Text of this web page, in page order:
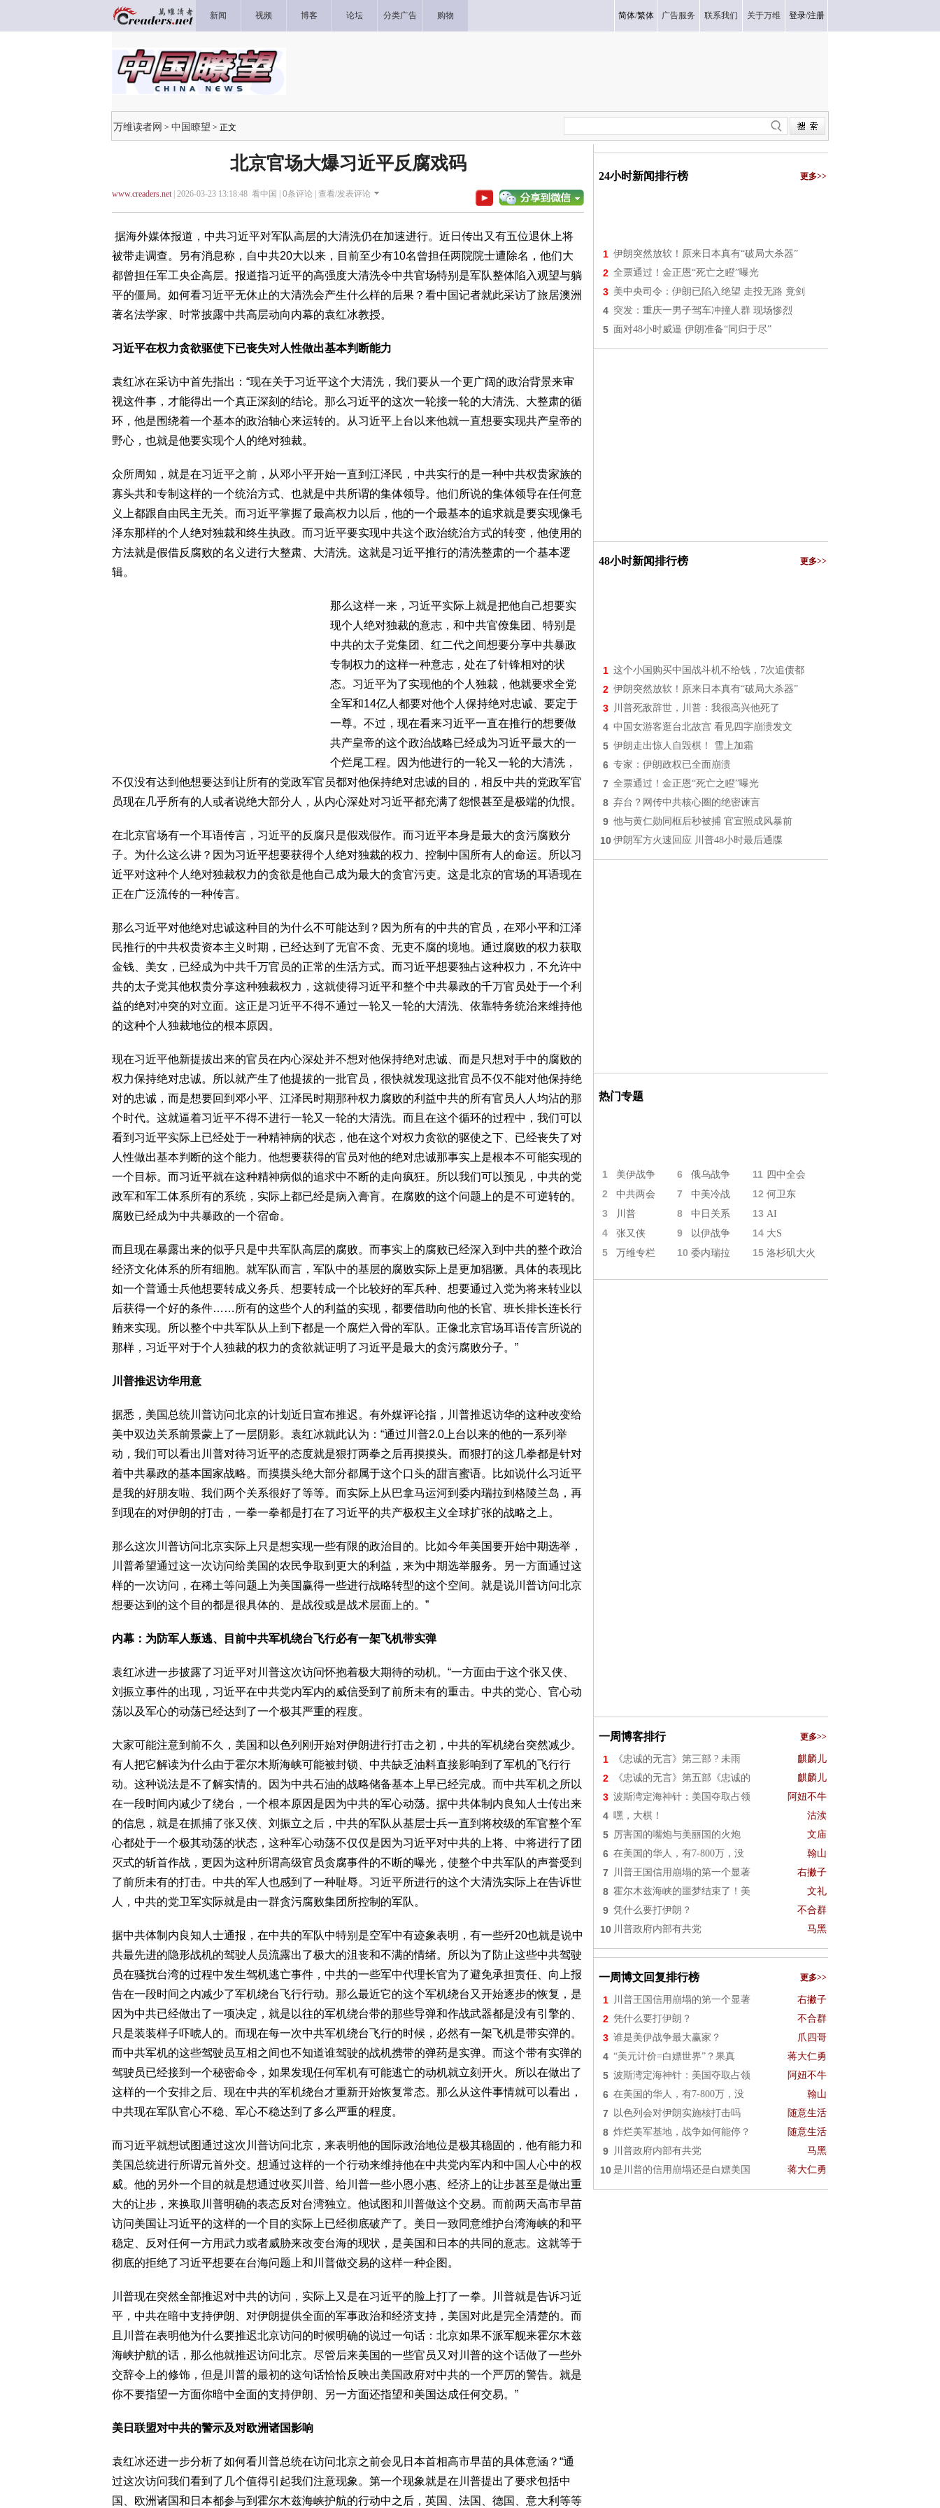
新闻 视频 博客 论坛 分类广告 购物 简体/繁体 广告服务 联系我们 关于万维 登录/注册
万维读者网 > 中国瞭望 > 正文
北京官场大爆习近平反腐戏码
www.creaders.net| 2026-03-23 13:18:48 看中国 | 0条评论 | 查看/发表评论
据海外媒体报道，中共习近平对军队高层的大清洗仍在加速进行。近日传出又有五位退休上将
被带走调查。另有消息称，自中共20大以来，目前至少有10名曾担任两院院士遭除名，他们大
都曾担任军工央企高层。报道指习近平的高强度大清洗令中共官场特别是军队整体陷入观望与躺
平的僵局。如何看习近平无休止的大清洗会产生什么样的后果？看中国记者就此采访了旅居澳洲
著名法学家、时常披露中共高层动向内幕的袁红冰教授。
习近平在权力贪欲驱使下已丧失对人性做出基本判断能力
袁红冰在采访中首先指出：“现在关于习近平这个大清洗，我们要从一个更广阔的政治背景来审
视这件事，才能得出一个真正深刻的结论。那么习近平的这次一轮接一轮的大清洗、大整肃的循
环，他是围绕着一个基本的政治轴心来运转的。从习近平上台以来他就一直想要实现共产皇帝的
野心，也就是他要实现个人的绝对独裁。
众所周知，就是在习近平之前，从邓小平开始一直到江泽民，中共实行的是一种中共权贵家族的
寡头共和专制这样的一个统治方式、也就是中共所谓的集体领导。他们所说的集体领导在任何意
义上都跟自由民主无关。而习近平掌握了最高权力以后，他的一个最基本的追求就是要实现像毛
泽东那样的个人绝对独裁和终生执政。而习近平要实现中共这个政治统治方式的转变，他使用的
方法就是假借反腐败的名义进行大整肃、大清洗。这就是习近平推行的清洗整肃的一个基本逻
辑。
那么这样一来，习近平实际上就是把他自己想要实
现个人绝对独裁的意志，和中共官僚集团、特别是
中共的太子党集团、红二代之间想要分享中共暴政
专制权力的这样一种意志，处在了针锋相对的状
态。习近平为了实现他的个人独裁，他就要求全党
全军和14亿人都要对他个人保持绝对忠诚、要定于
一尊。不过，现在看来习近平一直在推行的想要做
共产皇帝的这个政治战略已经成为习近平最大的一
个烂尾工程。因为他进行的一轮又一轮的大清洗，
不仅没有达到他想要达到让所有的党政军官员都对他保持绝对忠诚的目的，相反中共的党政军官
员现在几乎所有的人或者说绝大部分人，从内心深处对习近平都充满了怨恨甚至是极端的仇恨。
在北京官场有一个耳语传言，习近平的反腐只是假戏假作。而习近平本身是最大的贪污腐败分
子。为什么这么讲？因为习近平想要获得个人绝对独裁的权力、控制中国所有人的命运。所以习
近平对这种个人绝对独裁权力的贪欲是他自己成为最大的贪官污吏。这是北京的官场的耳语现在
正在广泛流传的一种传言。
那么习近平对他绝对忠诚这种目的为什么不可能达到？因为所有的中共的官员，在邓小平和江泽
民推行的中共权贵资本主义时期，已经达到了无官不贪、无吏不腐的境地。通过腐败的权力获取
金钱、美女，已经成为中共千万官员的正常的生活方式。而习近平想要独占这种权力，不允许中
共的太子党其他权贵分享这种独裁权力，这就使得习近平和整个中共暴政的千万官员处于一个利
益的绝对冲突的对立面。这正是习近平不得不通过一轮又一轮的大清洗、依靠特务统治来维持他
的这种个人独裁地位的根本原因。
现在习近平他新提拔出来的官员在内心深处并不想对他保持绝对忠诚、而是只想对手中的腐败的
权力保持绝对忠诚。所以就产生了他提拔的一批官员，很快就发现这批官员不仅不能对他保持绝
对的忠诚，而是想要回到邓小平、江泽民时期那种权力腐败的利益中共的所有官员人人均沾的那
个时代。这就逼着习近平不得不进行一轮又一轮的大清洗。而且在这个循环的过程中，我们可以
看到习近平实际上已经处于一种精神病的状态，他在这个对权力贪欲的驱使之下、已经丧失了对
人性做出基本判断的这个能力。他想要获得的官员对他的绝对忠诚那事实上是根本不可能实现的
一个目标。而习近平就在这种精神病似的追求中不断的走向疯狂。所以我们可以预见，中共的党
政军和军工体系所有的系统，实际上都已经是病入膏肓。在腐败的这个问题上的是不可逆转的。
腐败已经成为中共暴政的一个宿命。
而且现在暴露出来的似乎只是中共军队高层的腐败。而事实上的腐败已经深入到中共的整个政治
经济文化体系的所有细胞。就军队而言，军队中的基层的腐败实际上是更加猖獗。具体的表现比
如一个普通士兵他想要转成义务兵、想要转成一个比较好的军兵种、想要通过入党为将来转业以
后获得一个好的条件……所有的这些个人的利益的实现，都要借助向他的长官、班长排长连长行
贿来实现。所以整个中共军队从上到下都是一个腐烂入骨的军队。正像北京官场耳语传言所说的
那样，习近平对于个人独裁的权力的贪欲就证明了习近平是最大的贪污腐败分子。”
川普推迟访华用意
据悉，美国总统川普访问北京的计划近日宣布推迟。有外媒评论指，川普推迟访华的这种改变给
美中双边关系前景蒙上了一层阴影。袁红冰就此认为：“通过川普2.0上台以来的他的一系列举
动，我们可以看出川普对待习近平的态度就是狠打两拳之后再摸摸头。而狠打的这几拳都是针对
着中共暴政的基本国家战略。而摸摸头绝大部分都属于这个口头的甜言蜜语。比如说什么习近平
是我的好朋友啦、我们两个关系很好了等等。而实际上从巴拿马运河到委内瑞拉到格陵兰岛，再
到现在的对伊朗的打击，一拳一拳都是打在了习近平的共产极权主义全球扩张的战略之上。
那么这次川普访问北京实际上只是想实现一些有限的政治目的。比如今年美国要开始中期选举，
川普希望通过这一次访问给美国的农民争取到更大的利益，来为中期选举服务。另一方面通过这
样的一次访问，在稀土等问题上为美国赢得一些进行战略转型的这个空间。就是说川普访问北京
想要达到的这个目的都是很具体的、是战役或是战术层面上的。”
内幕：为防军人叛逃、目前中共军机绕台飞行必有一架飞机带实弹
袁红冰进一步披露了习近平对川普这次访问怀抱着极大期待的动机。“一方面由于这个张又侠、
刘振立事件的出现，习近平在中共党内军内的威信受到了前所未有的重击。中共的党心、官心动
荡以及军心的动荡已经达到了一个极其严重的程度。
大家可能注意到前不久，美国和以色列刚开始对伊朗进行打击之初，中共的军机绕台突然减少。
有人把它解读为什么由于霍尔木斯海峡可能被封锁、中共缺乏油料直接影响到了军机的飞行行
动。这种说法是不了解实情的。因为中共石油的战略储备基本上早已经完成。而中共军机之所以
在一段时间内减少了绕台，一个根本原因是因为中共的军心动荡。据中共体制内良知人士传出来
的信息，就是在抓捕了张又侠、刘振立之后，中共的军队从基层士兵一直到将校级的军官整个军
心都处于一个极其动荡的状态，这种军心动荡不仅仅是因为习近平对中共的上将、中将进行了团
灭式的斩首作战，更因为这种所谓高级官员贪腐事件的不断的曝光，使整个中共军队的声誉受到
了前所未有的打击。中共的军人也感到了一种耻辱。习近平所进行的这个大清洗实际上在告诉世
人，中共的党卫军实际就是由一群贪污腐败集团所控制的军队。
据中共体制内良知人士通报，在中共的军队中特别是空军中有迹象表明，有一些歼20也就是说中
共最先进的隐形战机的驾驶人员流露出了极大的沮丧和不满的情绪。所以为了防止这些中共驾驶
员在骚扰台湾的过程中发生驾机逃亡事件，中共的一些军中代理长官为了避免承担责任、向上报
告在一段时间之内减少了军机绕台飞行行动。那么最近它的这个军机绕台又开始逐步的恢复，是
因为中共已经做出了一项决定，就是以往的军机绕台带的那些导弹和作战武器都是没有引擎的、
只是装装样子吓唬人的。而现在每一次中共军机绕台飞行的时候，必然有一架飞机是带实弹的。
而中共军机的这些驾驶员互相之间也不知道谁驾驶的战机携带的弹药是实弹。而这个带有实弹的
驾驶员已经接到一个秘密命令，如果发现任何军机有可能逃亡的动机就立刻开火。所以在做出了
这样的一个安排之后、现在中共的军机绕台才重新开始恢复常态。那么从这件事情就可以看出，
中共现在军队官心不稳、军心不稳达到了多么严重的程度。
而习近平就想试图通过这次川普访问北京，来表明他的国际政治地位是极其稳固的，他有能力和
美国总统进行所谓元首外交。想通过这样的一个行动来维持他在中共党内军内和中国人心中的权
威。他的另外一个目的就是想通过收买川普、给川普一些小恩小惠、经济上的让步甚至是做出重
大的让步，来换取川普明确的表态反对台湾独立。他试图和川普做这个交易。而前两天高市早苗
访问美国让习近平的这样的一个目的实际上已经彻底破产了。美日一致同意维护台湾海峡的和平
稳定、反对任何一方用武力或者威胁来改变台海的现状，是美国和日本的共同的意志。这就等于
彻底的拒绝了习近平想要在台海问题上和川普做交易的这样一种企图。
川普现在突然全部推迟对中共的访问，实际上又是在习近平的脸上打了一拳。川普就是告诉习近
平，中共在暗中支持伊朗、对伊朗提供全面的军事政治和经济支持，美国对此是完全清楚的。而
且川普在表明他为什么要推迟北京访问的时候明确的说过一句话：北京如果不派军舰来霍尔木兹
海峡护航的话，那么他就推迟访问北京。尽管后来美国的一些官员又对川普的这个话做了一些外
交辞令上的修饰，但是川普的最初的这句话恰恰反映出美国政府对中共的一个严厉的警告。就是
你不要指望一方面你暗中全面的支持伊朗、另一方面还指望和美国达成任何交易。”
美日联盟对中共的警示及对欧洲诸国影响
袁红冰还进一步分析了如何看川普总统在访问北京之前会见日本首相高市早苗的具体意涵？“通
过这次访问我们看到了几个值得引起我们注意现象。第一个现象就是在川普提出了要求包括中
国、欧洲诸国和日本都参与到霍尔木兹海峡护航的行动中之后，英国、法国、德国、意大利等等
24小时新闻排行榜 更多>>
1 伊朗突然放软！原来日本真有“破局大杀器”
2 全票通过！金正恩“死亡之瞪”曝光
3 美中央司令：伊朗已陷入绝望 走投无路 竟剑
4 突发：重庆一男子驾车冲撞人群 现场惨烈
5 面对48小时威逼 伊朗准备“同归于尽”
48小时新闻排行榜 更多>>
1 这个小国购买中国战斗机不给钱，7次追债都
2 伊朗突然放软！原来日本真有“破局大杀器”
3 川普死敌辞世，川普：我很高兴他死了
4 中国女游客逛台北故宫 看见四字崩溃发文
5 伊朗走出惊人自毁棋！ 雪上加霜
6 专家：伊朗政权已全面崩溃
7 全票通过！金正恩“死亡之瞪”曝光
8 弃台？网传中共核心圈的绝密谏言
9 他与黄仁勋同框后秒被捕 官宣照成风暴前
10 伊朗军方火速回应 川普48小时最后通牒
热门专题
1 美伊战争 6 俄乌战争 11 四中全会
2 中共两会 7 中美冷战 12 何卫东
3 川普 8 中日关系 13 AI
4 张又侠 9 以伊战争 14 大S
5 万维专栏 10 委内瑞拉 15 洛杉矶大火
一周博客排行 更多>>
1 《忠诚的无言》第三部 ? 未雨 麒麟儿
2 《忠诚的无言》第五部《忠诚的 麒麟儿
3 波斯湾定海神针：美国夺取占领 阿妞不牛
4 嘿，大棋！ 沽渎
5 厉害国的嘴炮与美丽国的火炮 文庙
6 在美国的华人，有7-800万，没 翰山
7 川普王国信用崩塌的第一个显著 右撇子
8 霍尔木兹海峡的噩梦结束了！美 文礼
9 凭什么要打伊朗？ 不合群
10 川普政府内部有共党 马黑
一周博文回复排行榜 更多>>
1 川普王国信用崩塌的第一个显著 右撇子
2 凭什么要打伊朗？ 不合群
3 谁是美伊战争最大赢家？ 爪四哥
4 “美元计价=白嫖世界”？果真 蒋大仁勇
5 波斯湾定海神针：美国夺取占领 阿妞不牛
6 在美国的华人，有7-800万，没 翰山
7 以色列会对伊朗实施核打击吗 随意生活
8 炸烂美军基地，战争如何能停？ 随意生活
9 川普政府内部有共党 马黑
10 是川普的信用崩塌还是白嫖美国 蒋大仁勇